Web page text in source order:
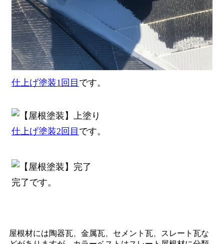
仕上げ塗装1回目 です。
仕上げ塗装2回目 です。
完了です。
屋根材には陶器瓦、金属瓦、セメント瓦、スレート瓦な